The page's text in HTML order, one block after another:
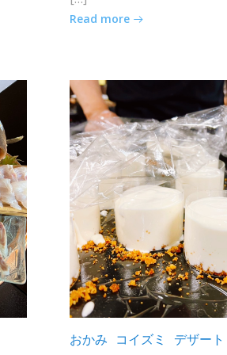
Read more
おかみ コイズミ デザート